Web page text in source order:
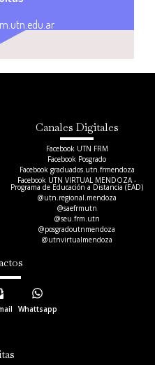
Canales Digitales
Facebook UTN FRM
Facebook Posgrado
Facebook graduados.utn.frmendoza
Facebook UTN VIRTUAL MENDOZA -
Programa de Educación a Distancia (EAD)
@utn.regional.mendoza
@saefrmutn
@seu.frm.utn
@posgradoutnmendoza
@utnvirtualmendoza
Whattsapp